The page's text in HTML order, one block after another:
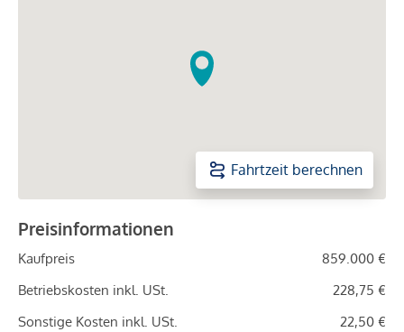
Fahrtzeit berechnen
Preisinformationen
Kaufpreis
859.000 €
Betriebskosten inkl. USt.
228,75 €
Sonstige Kosten inkl. USt.
22,50 €